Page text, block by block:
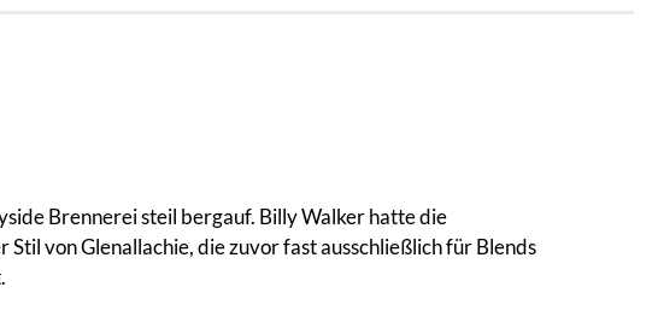
Brennerei steil bergauf. Billy Walker hatte die
von Glenallachie, die zuvor fast ausschließlich für Blends